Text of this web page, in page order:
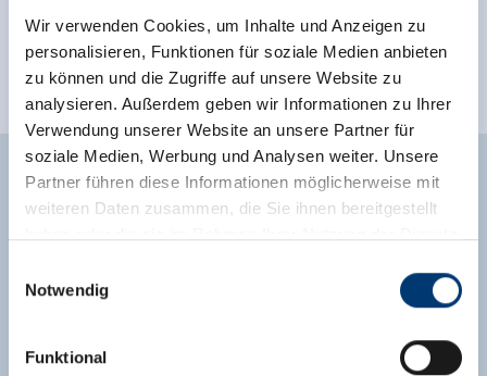
Wir verwenden Cookies, um Inhalte und Anzeigen zu
personalisieren, Funktionen für soziale Medien anbieten
zu können und die Zugriffe auf unsere Website zu
analysieren. Außerdem geben wir Informationen zu Ihrer
Verwendung unserer Website an unsere Partner für
soziale Medien, Werbung und Analysen weiter. Unsere
Partner führen diese Informationen möglicherweise mit
weiteren Daten zusammen, die Sie ihnen bereitgestellt
Rohr 23// A-6280 Zell am Ziller
Notwendig
Funktional
See more facilities
Classifications
Enquiry